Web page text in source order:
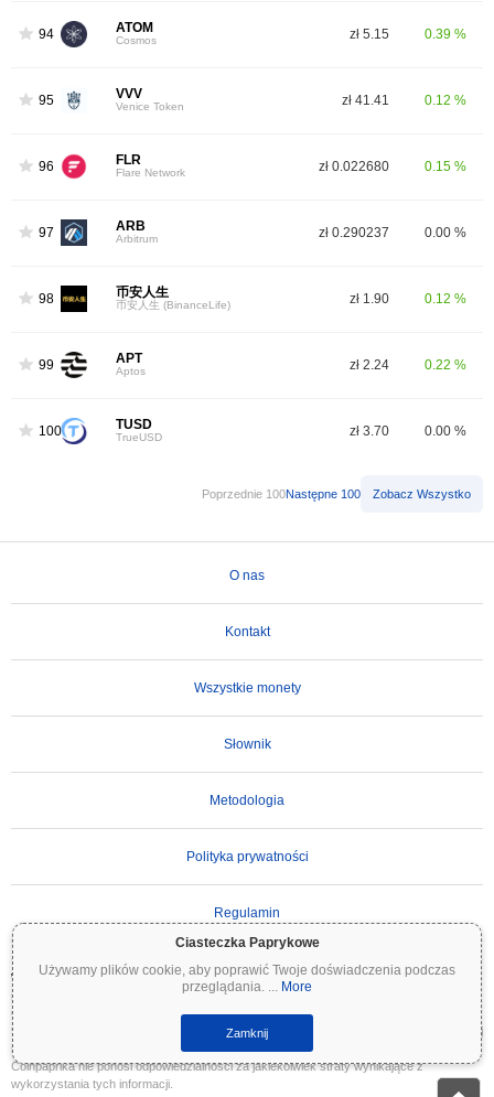
Ciasteczka Paprykowe
Używamy plików cookie, aby poprawić Twoje doświadczenia podczas
przeglądania. ... More
Zamknij
94 ATOM
Cosmos zł 5.15 0.39 %
95 VVV
Venice Token zł 41.41 0.12 %
96 FLR
Flare Network zł 0.022680 0.15 %
97 ARB
Arbitrum zł 0.290237 0.00 %
98 币安人生
币安人生 (BinanceLife) zł 1.90 0.12 %
99 APT
Aptos zł 2.24 0.22 %
100 TUSD
TrueUSD zł 3.70 0.00 %
Poprzednie 100Następne 100 Zobacz Wszystko
O nas
Kontakt
Wszystkie monety
Słownik
Metodologia
Polityka prywatności
Regulamin
WAŻNE ZASTRZEŻENIE:Kryptowaluty są wysoce zmienne i wiążą się ze znacznym
ryzykiem. Możesz stracić część lub całość swojej inwestycji. Wszystkie informacje na
Coinpaprika są udostępniane wyłącznie w celach informacyjnych i nie stanowią porady
finansowej ani inwestycyjnej. Zawsze przeprowadzaj własne badania (DYOR) i konsultuj
się z wykwalifikowanym doradcą finansowym przed podjęciem decyzji inwestycyjnych.
Coinpaprika nie ponosi odpowiedzialności za jakiekolwiek straty wynikające z
wykorzystania tych informacji.